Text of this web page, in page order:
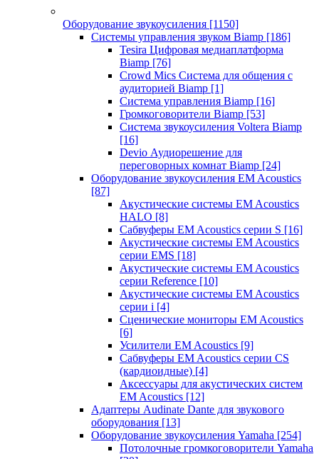
Оборудование звукоусиления [1150]
Системы управления звуком Biamp [186]
Tesira Цифровая медиаплатформа
Biamp [76]
Crowd Mics Система для общения с
аудиторией Biamp [1]
Система управления Biamp [16]
Громкоговорители Biamp [53]
Система звукоусиления Voltera Biamp
[16]
Devio Аудиорешение для
переговорных комнат Biamp [24]
Оборудование звукоусиления EM Acoustics
[87]
Акустические системы EM Acoustics
HALO [8]
Сабвуферы EM Acoustics серии S [16]
Акустические системы EM Acoustics
серии EMS [18]
Акустические системы EM Acoustics
серии Reference [10]
Акустические системы EM Acoustics
серии i [4]
Сценические мониторы EM Acoustics
[6]
Усилители EM Acoustics [9]
Сабвуферы EM Acoustics серии CS
(кардиоидные) [4]
Аксессуары для акустических систем
EM Acoustics [12]
Адаптеры Audinate Dante для звукового
оборудования [13]
Оборудование звукоусиления Yamaha [254]
Потолочные громкоговорители Yamaha